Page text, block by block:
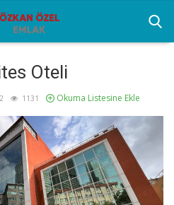
Oteli
1131 Okuma Listesine Ekle